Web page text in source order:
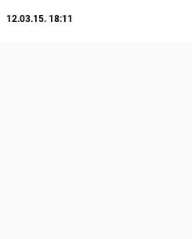
12.03.15. 18:11